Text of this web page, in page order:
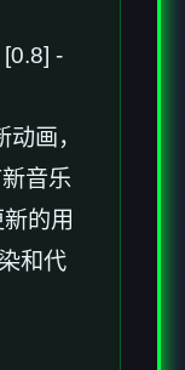
-
画，
音乐
的用
和代